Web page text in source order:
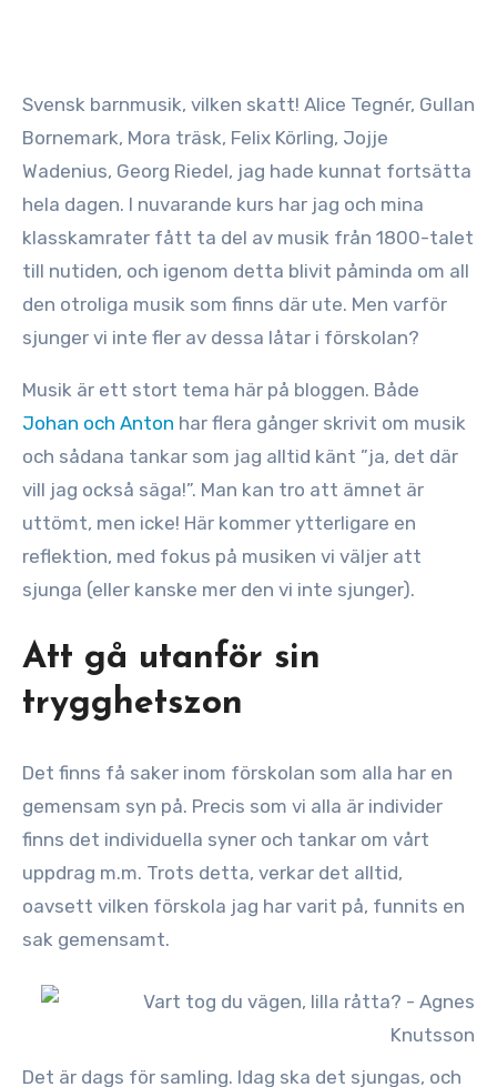
Svensk barnmusik, vilken skatt! Alice Tegnér, Gullan
Bornemark, Mora träsk, Felix Körling, Jojje
Wadenius, Georg Riedel, jag hade kunnat fortsätta
hela dagen. I nuvarande kurs har jag och mina
klasskamrater fått ta del av musik från 1800-talet
till nutiden, och igenom detta blivit påminda om all
den otroliga musik som finns där ute. Men varför
sjunger vi inte fler av dessa låtar i förskolan?
Musik är ett stort tema här på bloggen. Både
Johan och Anton har flera gånger skrivit om musik
och sådana tankar som jag alltid känt ”ja, det där
vill jag också säga!”. Man kan tro att ämnet är
uttömt, men icke! Här kommer ytterligare en
reflektion, med fokus på musiken vi väljer att
sjunga (eller kanske mer den vi inte sjunger).
Att gå utanför sin
trygghetszon
Det finns få saker inom förskolan som alla har en
gemensam syn på. Precis som vi alla är individer
finns det individuella syner och tankar om vårt
uppdrag m.m. Trots detta, verkar det alltid,
oavsett vilken förskola jag har varit på, funnits en
sak gemensamt.
Det är dags för samling. Idag ska det sjungas, och